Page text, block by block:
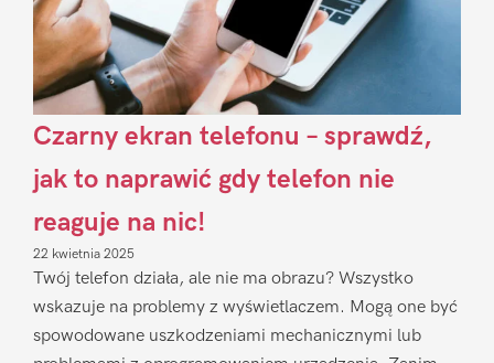
Czarny ekran telefonu – sprawdź,
jak to naprawić gdy telefon nie
reaguje na nic!
22 kwietnia 2025
Twój telefon działa, ale nie ma obrazu? Wszystko
wskazuje na problemy z wyświetlaczem. Mogą one być
spowodowane uszkodzeniami mechanicznymi lub